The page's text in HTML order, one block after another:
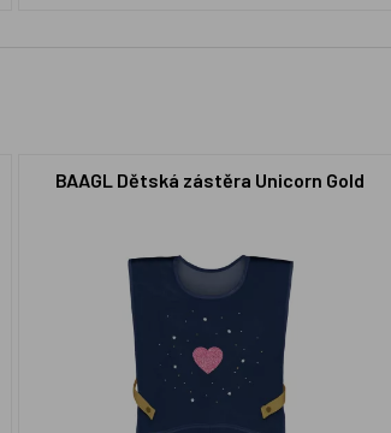
BAAGL Dětská zástěra Unicorn Gold